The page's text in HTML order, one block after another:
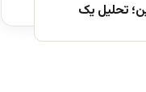
تحلیل یک